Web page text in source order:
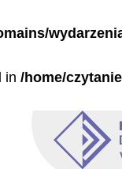
in /home/